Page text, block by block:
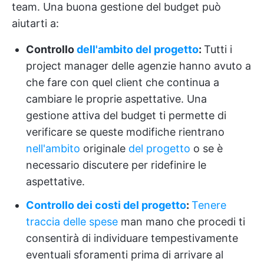
team. Una buona gestione del budget può
aiutarti a:
Controllodell'ambito del progetto: Tutti i
project manager delle agenzie hanno avuto a
che fare con quel client che continua a
cambiare le proprie aspettative. Una
gestione attiva del budget ti permette di
verificare se queste modifiche rientrano
nell'ambito originale del progetto o se è
necessario discutere per ridefinire le
aspettative.
Controllo dei costi del progetto: Tenere
traccia delle spese man mano che procedi ti
consentirà di individuare tempestivamente
eventuali sforamenti prima di arrivare al